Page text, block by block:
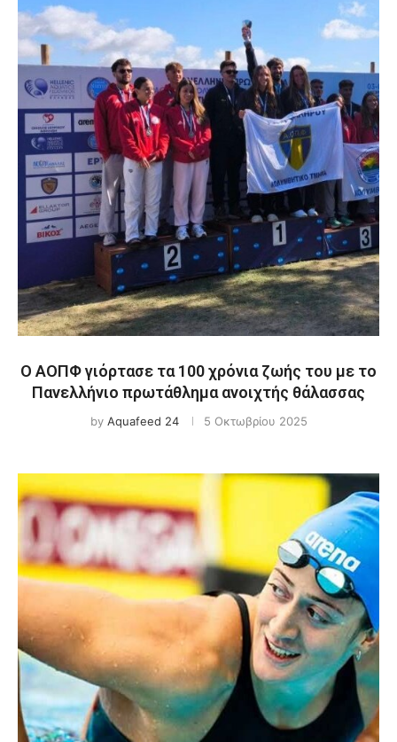
Ο ΑΟΠΦ γιόρτασε τα 100 χρόνια ζωής του με το
Πανελλήνιο πρωτάθλημα ανοιχτής θάλασσας
by Aquafeed 24 5 Οκτωβρίου 2025